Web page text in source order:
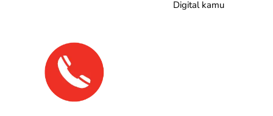
Digital kamu